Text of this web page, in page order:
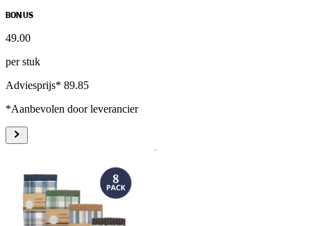
BONUS
49.00
per stuk
Adviesprijs* 89.85
*Aanbevolen door leverancier